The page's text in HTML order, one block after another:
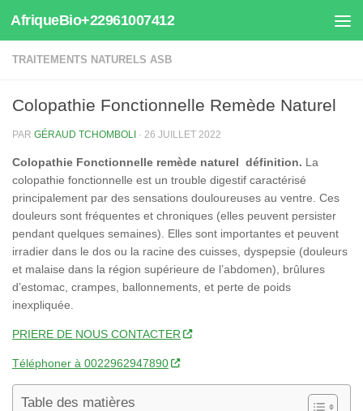
Au dessous du contenu
AfriqueBio+22961007412
TRAITEMENTS NATURELS ASB
Colopathie Fonctionnelle Remède Naturel
PAR GÉRAUD TCHOMBOLI · 26 JUILLET 2022
Colopathie Fonctionnelle remède naturel définition. La
colopathie fonctionnelle est un trouble digestif caractérisé
principalement par des sensations douloureuses au ventre. Ces
douleurs sont fréquentes et chroniques (elles peuvent persister
pendant quelques semaines). Elles sont importantes et peuvent
irradier dans le dos ou la racine des cuisses, dyspepsie (douleurs
et malaise dans la région supérieure de l’abdomen), brûlures
d’estomac, crampes, ballonnements, et perte de poids
inexpliquée.
PRIERE DE NOUS CONTACTER
Téléphoner à 0022962947890
Table des matières